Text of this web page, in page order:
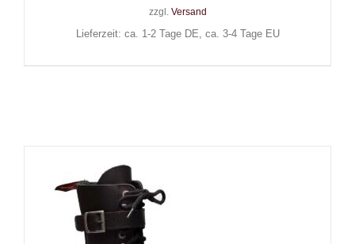
zzgl. Versand
Lieferzeit: ca. 1-2 Tage DE, ca. 3-4 Tage EU